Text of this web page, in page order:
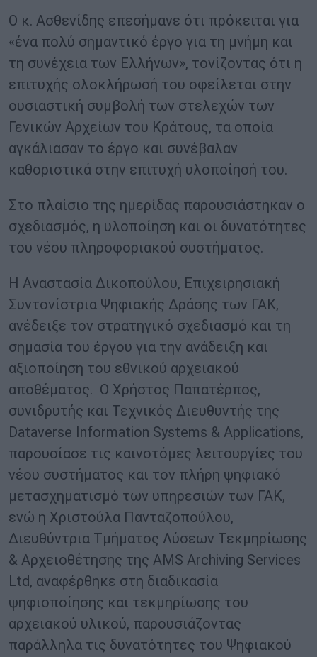
Ο κ. Ασθενίδης επεσήμανε ότι πρόκειται για
«ένα πολύ σημαντικό έργο για τη μνήμη και
τη συνέχεια των Ελλήνων», τονίζοντας ότι η
επιτυχής ολοκλήρωσή του οφείλεται στην
ουσιαστική συμβολή των στελεχών των
Γενικών Αρχείων του Κράτους, τα οποία
αγκάλιασαν το έργο και συνέβαλαν
καθοριστικά στην επιτυχή υλοποίησή του.
Στο πλαίσιο της ημερίδας παρουσιάστηκαν ο
σχεδιασμός, η υλοποίηση και οι δυνατότητες
του νέου πληροφοριακού συστήματος.
Η Αναστασία Δικοπούλου, Επιχειρησιακή
Συντονίστρια Ψηφιακής Δράσης των ΓΑΚ,
ανέδειξε τον στρατηγικό σχεδιασμό και τη
σημασία του έργου για την ανάδειξη και
αξιοποίηση του εθνικού αρχειακού
αποθέματος. Ο Χρήστος Παπατέρπος,
συνιδρυτής και Τεχνικός Διευθυντής της
Dataverse Information Systems & Applications,
παρουσίασε τις καινοτόμες λειτουργίες του
νέου συστήματος και τον πλήρη ψηφιακό
μετασχηματισμό των υπηρεσιών των ΓΑΚ,
ενώ η Χριστούλα Πανταζοπούλου,
Διευθύντρια Τμήματος Λύσεων Τεκμηρίωσης
& Αρχειοθέτησης της AMS Archiving Services
Ltd, αναφέρθηκε στη διαδικασία
ψηφιοποίησης και τεκμηρίωσης του
αρχειακού υλικού, παρουσιάζοντας
παράλληλα τις δυνατότητες του Ψηφιακού